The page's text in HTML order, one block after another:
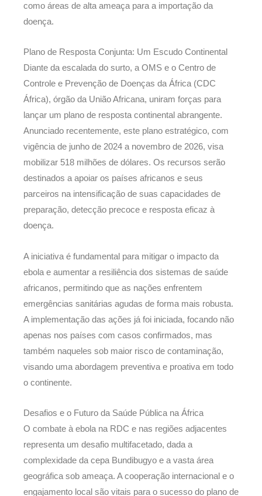
como áreas de alta ameaça para a importação da
doença.
Plano de Resposta Conjunta: Um Escudo Continental
Diante da escalada do surto, a OMS e o Centro de
Controle e Prevenção de Doenças da África (CDC
África), órgão da União Africana, uniram forças para
lançar um plano de resposta continental abrangente.
Anunciado recentemente, este plano estratégico, com
vigência de junho de 2024 a novembro de 2026, visa
mobilizar 518 milhões de dólares. Os recursos serão
destinados a apoiar os países africanos e seus
parceiros na intensificação de suas capacidades de
preparação, detecção precoce e resposta eficaz à
doença.
A iniciativa é fundamental para mitigar o impacto da
ebola e aumentar a resiliência dos sistemas de saúde
africanos, permitindo que as nações enfrentem
emergências sanitárias agudas de forma mais robusta.
A implementação das ações já foi iniciada, focando não
apenas nos países com casos confirmados, mas
também naqueles sob maior risco de contaminação,
visando uma abordagem preventiva e proativa em todo
o continente.
Desafios e o Futuro da Saúde Pública na África
O combate à ebola na RDC e nas regiões adjacentes
representa um desafio multifacetado, dada a
complexidade da cepa Bundibugyo e a vasta área
geográfica sob ameaça. A cooperação internacional e o
engajamento local são vitais para o sucesso do plano de